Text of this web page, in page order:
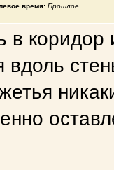
время: Прошлое.
коридор
вдоль